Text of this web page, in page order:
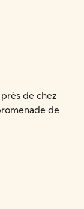
de chez
de